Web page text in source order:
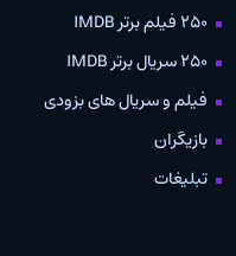
250 فیلم برتر IMDB
250 سریال برتر IMDB
فیلم و سریال های بزودی
بازیگران
تبلیغات